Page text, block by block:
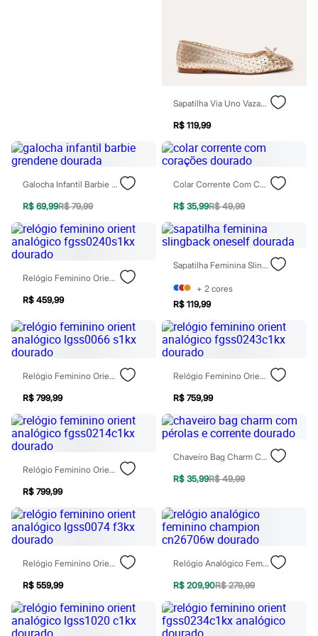
Moda íntima
Cuecas
Pijamas
Moda praia
Personagens
Plus size
Blusas e Camisetas
Calças
Camisas
Casacos e Jaquetas
Jeans
Moda esportiva
Todos os produtos
Infantil
Em alta
Arrumadinho para os meninos
Romântico para as meninas
Inverno
Novidades
Roupas menina
0 a 24 meses
1 a 5 anos
4 a 12 anos
10 a 16 anos
Roupas menino
0 a 24 meses
1 a 5 anos
4 a 12 anos
10 a 16 anos
Acessórios
Recém-nascido
Bolsas e Mochilas
Chapéus
Calçados
Botas
Chinelos
Pantufas
Sapatilha Via Uno Vazada Com Laço Dourada
R$ 119,99
Galocha Infantil Barbie Grendene Dourada
R$ 69,99R$ 79,99
Colar Corrente Com Corações Dourado
R$ 35,99R$ 49,99
Relógio Feminino Orient Analógico Fgss0240s1kx Dourado
R$ 459,99
Sapatilha Feminina Slingback Oneself Dourada
+ 2 cores
R$ 119,99
Relógio Feminino Orient Analógico Lgss0066 S1kx Dourado
R$ 799,99
Relógio Feminino Orient Analógico Fgss0243c1kx Dourado
R$ 759,99
Relógio Feminino Orient Analógico Fgss0214c1kx Dourado
R$ 799,99
Chaveiro Bag Charm Com Pérolas E Corrente Dourado
R$ 35,99R$ 49,99
Relógio Feminino Orient Analógico Lgss0074 F3kx Dourado
R$ 559,99
Relógio Analógico Feminino Champion Cn26706w Dourado
R$ 209,90R$ 279,99